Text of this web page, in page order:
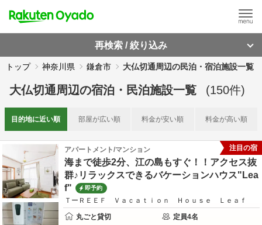
再検索 / 絞り込み
トップ 神奈川県 鎌倉市 大仏切通周辺の民泊・宿泊施設一覧
大仏切通周辺の宿泊・民泊施設一覧 (150件)
目的地に近い順 部屋が広い順 料金が安い順 料金が高い順
アパートメント/マンション
海まで徒歩2分、江の島もすぐ！！アクセス抜
群♪リラックスできるバケーションハウス"Lea
f"
即予約
ＴーＲＥＥＦ Ｖａｃａｔｉｏｎ Ｈｏｕｓｅ Ｌｅａｆ
丸ごと貸切
定員4名
注目の宿